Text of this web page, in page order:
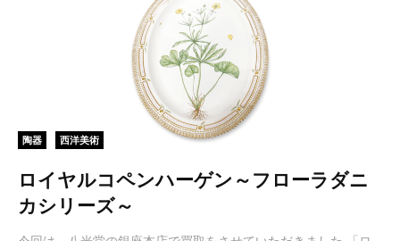
陶器 西洋美術
ロイヤルコペンハーゲン～フローラダニ
カシリーズ～